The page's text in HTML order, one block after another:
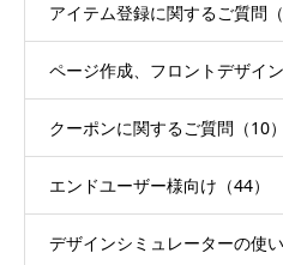
アイテム登録に関するご質問（
ページ作成、フロントデザイ
クーポンに関するご質問（10）
エンドユーザー様向け（44）
デザインシミュレーターの使い